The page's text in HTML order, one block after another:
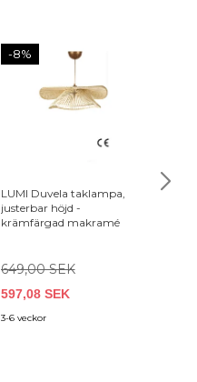
-8%
LUMI Duvela taklampa,
justerbar höjd -
krämfärgad makramé
649,00 SEK
597,08 SEK
3-6 veckor